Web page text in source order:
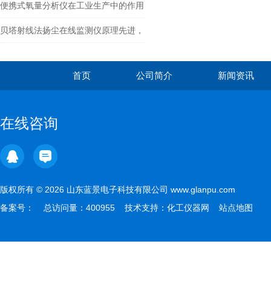
便携式氧量分析仪在工业生产中的作用
贝塔射线法扬尘在线监测仪原理先进，
首页 公司简介 新闻资讯
在线咨询
版权所有 © 2026 山东蓝景电子科技有限公司 www.glanpu.com
备案号：
总访问量：400955 技术支持： 化工仪器网 站点地图